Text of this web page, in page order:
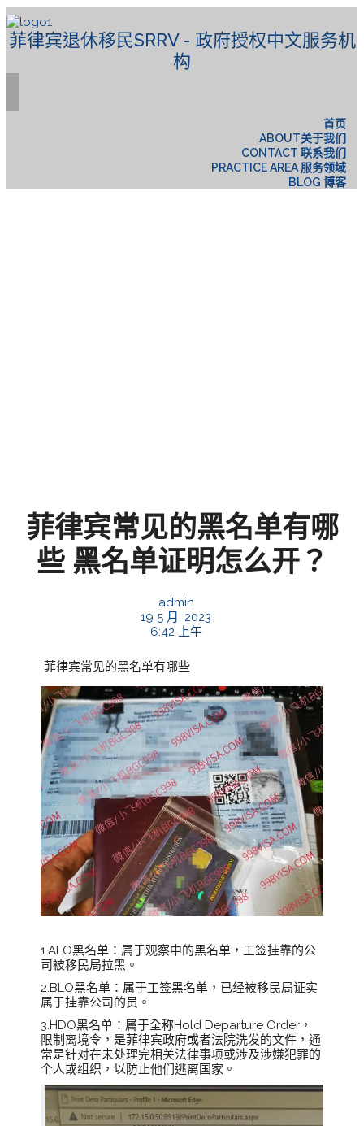
菲律宾退休移民SRRV - 政府授权中文服务机
构
首页
ABOUT关于我们
CONTACT 联系我们
PRACTICE AREA 服务领域
BLOG 博客
菲律宾常见的黑名单有哪
些 黑名单证明怎么开？
admin
19 5 月, 2023
6:42 上午
菲律宾常见的黑名单有哪些
1.ALO黑名单：属于观察中的黑名单，工签挂靠的公
司被移民局拉黑。
2.BLO黑名单：属于工签黑名单，已经被移民局证实
属于挂靠公司的员。
3.HDO黑名单：属于全称Hold Departure Order，
限制离境令，是菲律宾政府或者法院洗发的文件，通
常是针对在未处理完相关法律事项或涉及涉嫌犯罪的
个人或组织，以防止他们逃离国家。